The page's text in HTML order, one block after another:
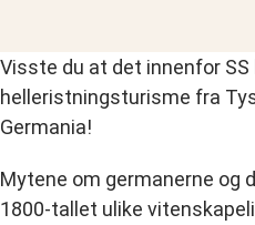
Visste du at det innenfor
helleristningsturisme fra
Germania!
Mytene om germanerne
1800-tallet ulike